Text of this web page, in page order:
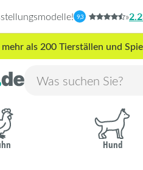
9,3 »
als 200 Tierställen und
Hund